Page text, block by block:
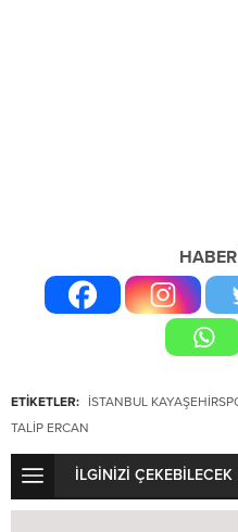
ETİKETLER: İSTANBUL
TALIP ERCAN
İLGİNİZİ